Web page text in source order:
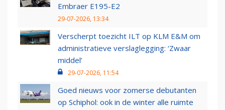
Embraer E195-E2
29-07-2026, 13:34
Verscherpt toezicht ILT op KLM E&M om
administratieve verslaglegging: ‘Zwaar
middel’
29-07-2026, 11:54
Goed nieuws voor zomerse debutanten
op Schiphol: ook in de winter alle ruimte